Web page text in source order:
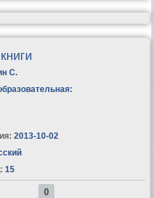
С.
2013-10-02
15
0